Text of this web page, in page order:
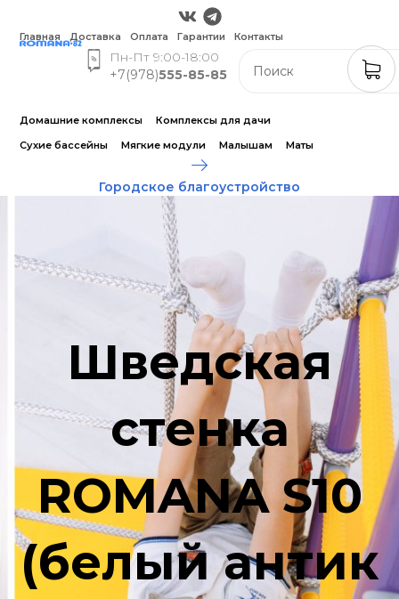
Главная Доставка Оплата Гарантии Контакты
Пн-Пт 9:00-18:00
+7(978)555-85-85
Домашние комплексы
Комплексы для дачи
Сухие бассейны
Мягкие модули Малышам Маты
Городское благоустройство
Шведская
стенка
ROMANA S10
(белый антик